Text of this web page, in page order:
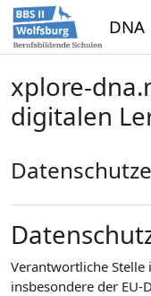
Zum Hauptinhalt
DNA
xplore-
digitalen
Verantwortliche Stelle
insbesondere der